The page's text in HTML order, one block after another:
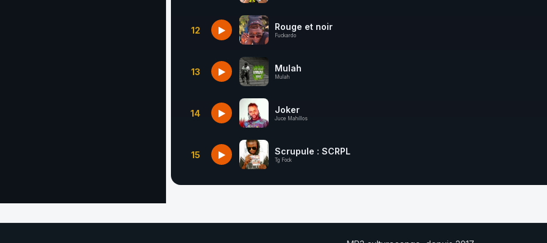
12 Rouge et noir
Fuckardo
13 Mulah
Mulah
14 Joker
Juce Mahillos
15 Scrupule : SCRPL
Tg Fock